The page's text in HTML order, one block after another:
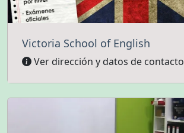
Victoria School of English
Ver dirección y datos de contacto